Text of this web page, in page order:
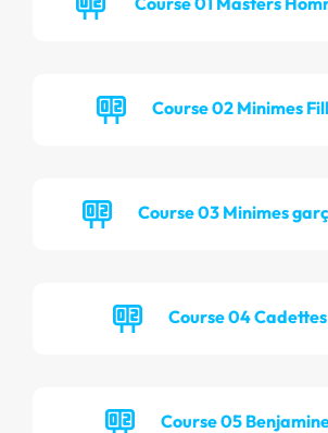
Course 02 Minimes
Course 03 Minimes
Course 04
Course 05